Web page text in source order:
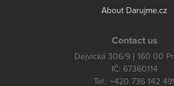
About Darujme.cz
Contact us
Dejvická 306/9 | 160 00
IČ: 67360114
Tel.: +420 736 142 491